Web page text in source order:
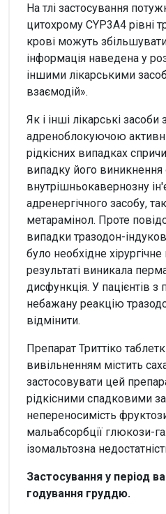
На тлі застосування
цитохрому CYP3A4 рівні
крові можуть
інформація наведена у
іншими лікарськими
взаємодій».
Як і інші лікарські засоби
адреноблокуючою
рідкісних випадках
випадку його виникнення
внутрішньокавернозну
адренергічного засобу,
метарамінол. Проте
випадки тразодон-
було необхідне
результаті виникала
дисфункція. У пацієнтів
небажану реакцію
відмінити.
Препарат Триттіко
вивільненням містить
застосовувати цей
рідкісними спадковими
непереносимість
мальабсорбції глюкози-
ізомальтозна
Застосування у період
годування груддю.